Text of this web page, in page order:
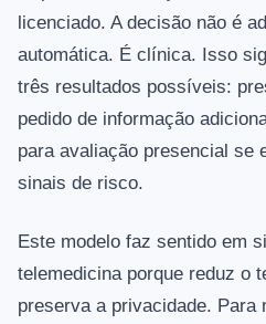
licenciado. A decisão não é
automática. É clínica. Isso
três resultados possíveis:
pedido de informação
para avaliação presencial se
sinais de risco.
Este modelo faz sentido em
telemedicina porque reduz o
preserva a privacidade. Para